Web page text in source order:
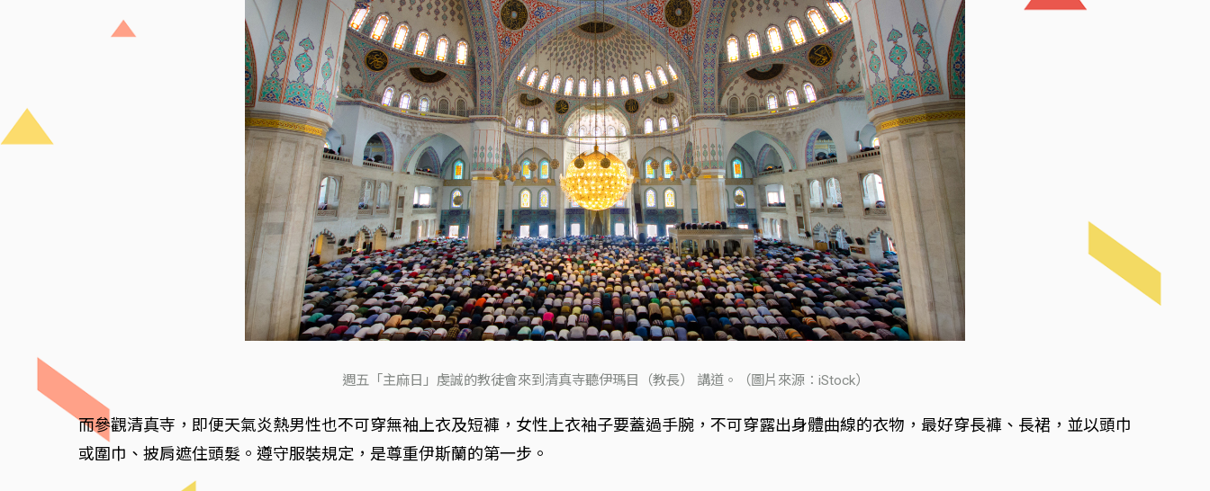
週五「主麻日」虔誠的教徒會來到清真寺聽伊瑪目（教長） 講道。（圖片來源：iStock）
而參觀清真寺，即便天氣炎熱男性也不可穿無袖上衣及短褲，女性上衣袖子要蓋過手腕，不可穿露出身體曲線的衣物，最好穿長褲、長裙，並以頭巾
或圍巾、披肩遮住頭髮。遵守服裝規定，是尊重伊斯蘭的第一步。